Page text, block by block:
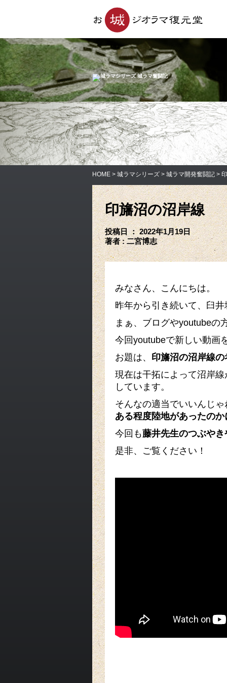
HOME > 城ラマシリーズ > 城ラマ開発奮闘記 >
印旛沼の沼岸線
投稿日 ：2022年1月19日
著者 :二宮博志
みなさん、こんにちは。
昨年から引き続いて、臼
まぁ、ブログやyoutubeの
今回youtubeで新しい動画
お題は、 印旛沼の沼岸線の
現在は干拓によって沼岸
しています。
そんなの適当でいいんじ
ある程度陸地があったの
今回も藤井先生のつぶや
是非、ご覧ください！